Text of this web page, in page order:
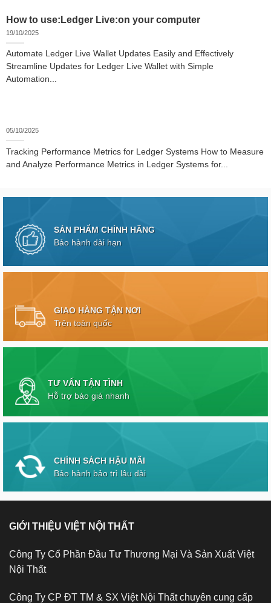
How to use:Ledger Live:on your computer
19/10/2025
Automate Ledger Live Wallet Updates Easily and Effectively
Streamline Updates for Ledger Live Wallet with Simple
Automation...
05/10/2025
Tracking Performance Metrics for Ledger Systems How to Measure
and Analyze Performance Metrics in Ledger Systems for...
SẢN PHẨM CHÍNH HÃNG
Bảo hành dài hạn
GIAO HÀNG TẬN NƠI
Trên toàn quốc
TƯ VẤN TẬN TÌNH
Hỗ trợ báo giá nhanh
CHÍNH SÁCH HẬU MÃI
Bảo hành bảo trì lâu dài
GIỚI THIỆU VIỆT NỘI THẤT
Công Ty Cổ Phần Đầu Tư Thương Mại Và Sản Xuất Việt
Nội Thất
Công Ty CP ĐT TM & SX Việt Nội Thất chuyên cung cấp